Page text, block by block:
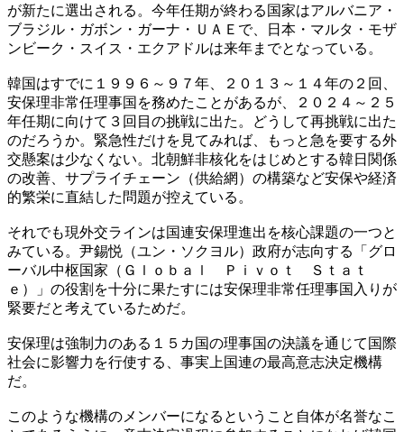
が新たに選出される。今年任期が終わる国家はアルバニア・
ブラジル・ガボン・ガーナ・ＵＡＥで、日本・マルタ・モザ
ンビーク・スイス・エクアドルは来年までとなっている。
韓国はすでに１９９６～９７年、２０１３～１４年の２回、
安保理非常任理事国を務めたことがあるが、２０２４～２５
年任期に向けて３回目の挑戦に出た。どうして再挑戦に出た
のだろうか。緊急性だけを見てみれば、もっと急を要する外
交懸案は少なくない。北朝鮮非核化をはじめとする韓日関係
の改善、サプライチェーン（供給網）の構築など安保や経済
的繁栄に直結した問題が控えている。
それでも現外交ラインは国連安保理進出を核心課題の一つと
みている。尹錫悦（ユン・ソクヨル）政府が志向する「グロ
ーバル中枢国家（Ｇｌｏｂａｌ Ｐｉｖｏｔ Ｓｔａｔ
ｅ）」の役割を十分に果たすには安保理非常任理事国入りが
緊要だと考えているためだ。
安保理は強制力のある１５カ国の理事国の決議を通じて国際
社会に影響力を行使する、事実上国連の最高意志決定機構
だ。
このような機構のメンバーになるということ自体が名誉なこ